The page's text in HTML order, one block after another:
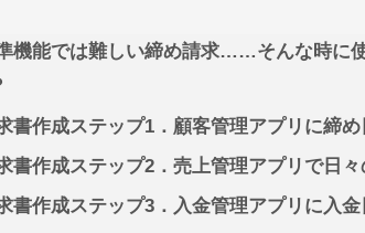
機能では難しい締め請求……そんな時に
書作成ステップ1．顧客管理アプリに締め
書作成ステップ2．売上管理アプリで日
書作成ステップ3．入金管理アプリに入